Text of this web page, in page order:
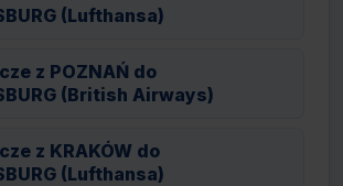
(Lufthansa)
z POZNAŃ do
(British Airways)
z KRAKÓW do
(Lufthansa)